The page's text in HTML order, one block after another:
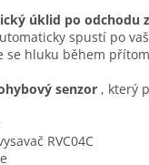
úklid po odchodu
spustí po
se hluku během
senzor , který
RVC04C